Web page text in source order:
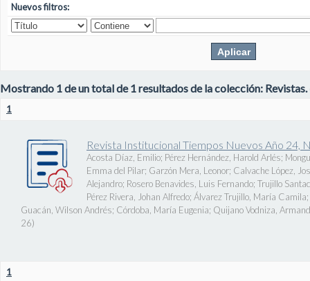
Nuevos filtros:
Mostrando 1 de un total de 1 resultados de la colección: Revistas.
1
Revista Institucional Tiempos Nuevos Año 24,
Acosta Díaz, Emilio; Pérez Hernández, Harold Arlés;
Emma del Pilar; Garzón Mera, Leonor; Calvache López,
Alejandro; Rosero Benavides, Luis Fernando; Trujillo
Pérez Rivera, Johan Alfredo; Álvarez Trujillo, María Camila;
Guacán, Wilson Andrés; Córdoba, María Eugenia; Quijano Vodniza,
26)
1